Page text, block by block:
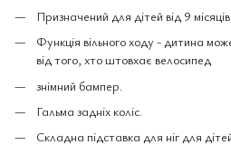
Призначений для дітей від 9
Функція вільного ходу - дитина
від того, хто штовхає велосипед
знімний бампер.
Гальма задніх коліс.
Складна підставка для ніг для